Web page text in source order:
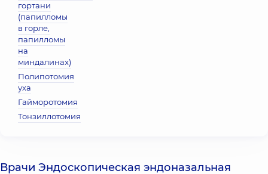
гортани
(папилломы
в горле,
папилломы
на
миндалинах)
Полипотомия
уха
Гайморотомия
Тонзиллотомия
Врачи Эндоскопическая эндоназальная